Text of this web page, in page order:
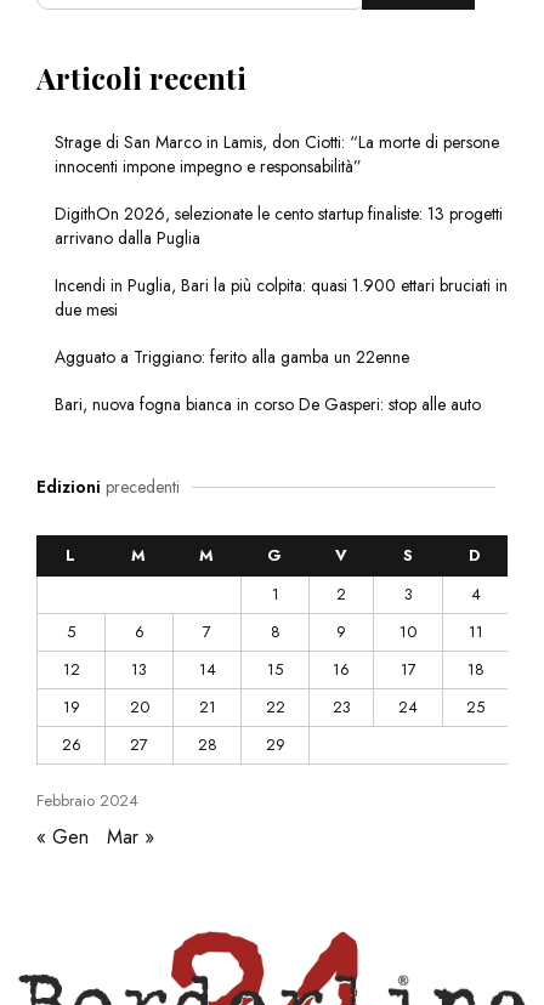
Articoli recenti
Strage di San Marco in Lamis, don Ciotti: “La morte di persone
innocenti impone impegno e responsabilità”
DigithOn 2026, selezionate le cento startup finaliste: 13 progetti
arrivano dalla Puglia
Incendi in Puglia, Bari la più colpita: quasi 1.900 ettari bruciati in
due mesi
Agguato a Triggiano: ferito alla gamba un 22enne
Bari, nuova fogna bianca in corso De Gasperi: stop alle auto
Edizioni precedenti
Febbraio 2024
L M M G V S
D
1
2 3
4
5
6 7 8 9 10
11
12
13 14 15 16 17
18
19
20 21 22 23 24
25
26
27 28 29
« Gen Mar »